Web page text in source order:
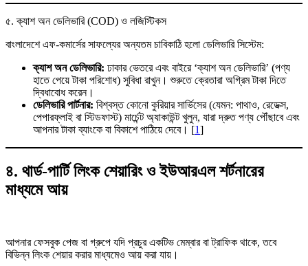
৫. ক্যাশ অন ডেলিভারি (COD) ও লজিস্টিকস
বাংলাদেশে এফ-কমার্সের সাফল্যের অন্যতম চাবিকাঠি হলো ডেলিভারি সিস্টেম:
ক্যাশ অন ডেলিভারি: ঢাকার ভেতরে এবং বাইরে ‘ক্যাশ অন ডেলিভারি’ (পণ্য
হাতে পেয়ে টাকা পরিশোধ) সুবিধা রাখুন। শুরুতে ক্রেতারা অগ্রিম টাকা দিতে
দ্বিধাবোধ করেন।
ডেলিভারি পার্টনার: বিশ্বস্ত কোনো কুরিয়ার সার্ভিসের (যেমন: পাথাও, রেডেক্স,
পেপারফ্লাই বা স্টিডফাস্ট) মার্চেন্ট অ্যাকাউন্ট খুলুন, যারা দ্রুত পণ্য পৌঁছাবে এবং
আপনার টাকা ব্যাংকে বা বিকাশে পাঠিয়ে দেবে। [1]
৪. থার্ড-পার্টি লিংক শেয়ারিং ও ইউআরএল শর্টনারের
মাধ্যমে আয়
আপনার ফেসবুক পেজ বা গ্রুপে যদি প্রচুর একটিভ মেম্বার বা ট্রাফিক থাকে, তবে
বিভিন্ন লিংক শেয়ার করার মাধ্যমেও আয় করা যায়।